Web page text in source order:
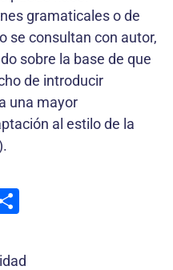
gramaticales o de
se consultan con autor,
sobre la base de que
de introducir
una mayor
al estilo de la
m